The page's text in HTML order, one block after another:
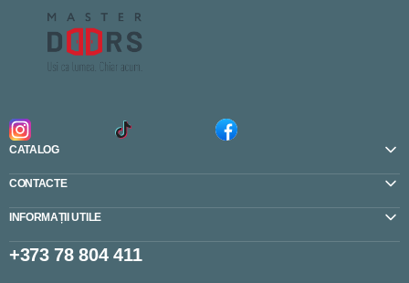
CATALOG
CONTACTE
INFORMAȚII UTILE
+373 78 804 411